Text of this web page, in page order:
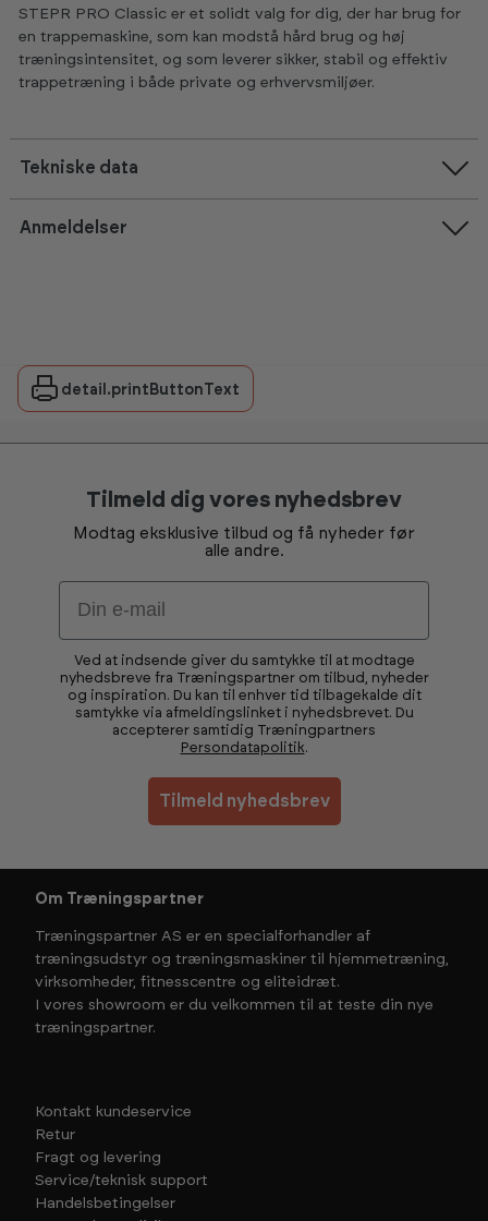
STEPR PRO Classic er et solidt valg for dig, der har brug for
en trappemaskine, som kan modstå hård brug og høj
træningsintensitet, og som leverer sikker, stabil og effektiv
trappetræning i både private og erhvervsmiljøer.
Tekniske data
Anmeldelser
detail.printButtonText
Tilmeld dig vores nyhedsbrev
Modtag eksklusive tilbud og få nyheder før
alle andre.
Email
Ved at indsende giver du samtykke til at modtage
nyhedsbreve fra Træningspartner om tilbud, nyheder
og inspiration. Du kan til enhver tid tilbagekalde dit
samtykke via afmeldingslinket i nyhedsbrevet. Du
accepterer samtidig Træningpartners
Persondatapolitik.
Tilmeld nyhedsbrev
Om Træningspartner
Træningspartner AS er en specialforhandler af
træningsudstyr og træningsmaskiner til hjemmetræning,
virksomheder, fitnesscentre og eliteidræt.
I vores showroom er du velkommen til at teste din nye
træningspartner.
Kontakt kundeservice
Retur
Fragt og levering
Service/teknisk support
Handelsbetingelser